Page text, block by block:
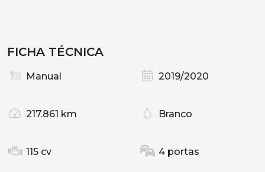
FICHA TÉCNICA
Manual 2019/2020
217.861 km Branco
115 cv 4 portas